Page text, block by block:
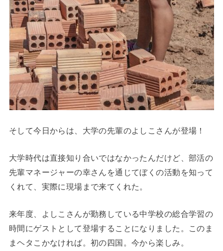
そして今日からは、大学の先輩のよしこさんが登場！
大学時代は直接知り合いではなかったんだけど、部活の
先輩マネージャーの幸さんを通じてぼくの活動を知って
くれて、実際に現場まで来てくれた。
来年度、よしこさんが勤務している中学校の総合学習の
時間にゲストとして登場することになりました。このま
まヘタこかなければ。初の四国。今から楽しみ。